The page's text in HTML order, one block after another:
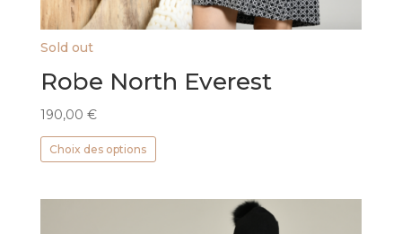
Sold out
Robe North Everest
190,00 €
Choix des options
Ce
plusieurs